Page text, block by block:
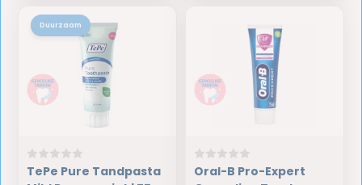
Duurzaam
TePe Pure Tandpasta
Oral-B Pro-Expert